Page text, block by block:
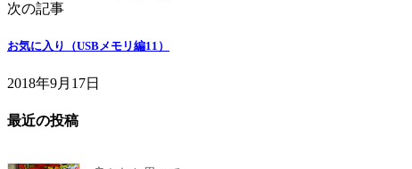
次の記事
お気に入り（USBメモリ編11）
2018年9月17日
最近の投稿